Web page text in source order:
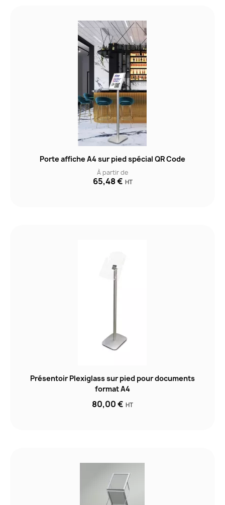
Porte affiche A4 sur pied spécial QR Code
À partir de
65,48 € HT
Présentoir Plexiglass sur pied pour documents
format A4
80,00 € HT